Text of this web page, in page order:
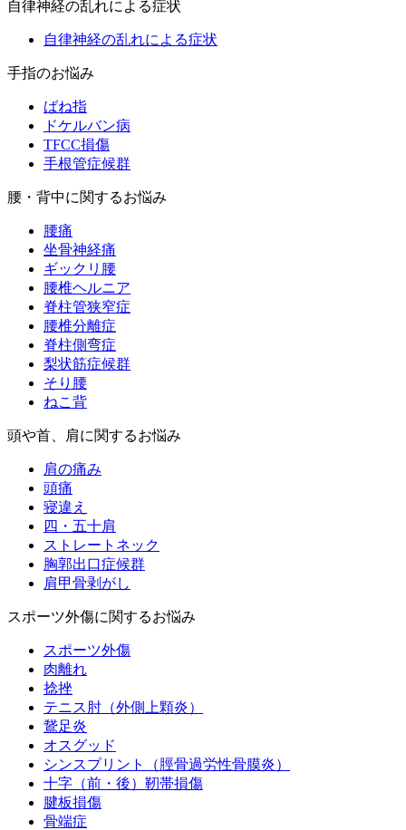
自律神経の乱れによる症状
自律神経の乱れによる症状
手指のお悩み
ばね指
ドケルバン病
TFCC損傷
手根管症候群
腰・背中に関するお悩み
腰痛
坐骨神経痛
ギックリ腰
腰椎ヘルニア
脊柱管狭窄症
腰椎分離症
脊柱側弯症
梨状筋症候群
そり腰
ねこ背
頭や首、肩に関するお悩み
肩の痛み
頭痛
寝違え
四・五十肩
ストレートネック
胸郭出口症候群
肩甲骨剥がし
スポーツ外傷に関するお悩み
スポーツ外傷
肉離れ
捻挫
テニス肘（外側上顆炎）
鵞足炎
オスグッド
シンスプリント（脛骨過労性骨膜炎）
十字（前・後）靭帯損傷
腱板損傷
骨端症